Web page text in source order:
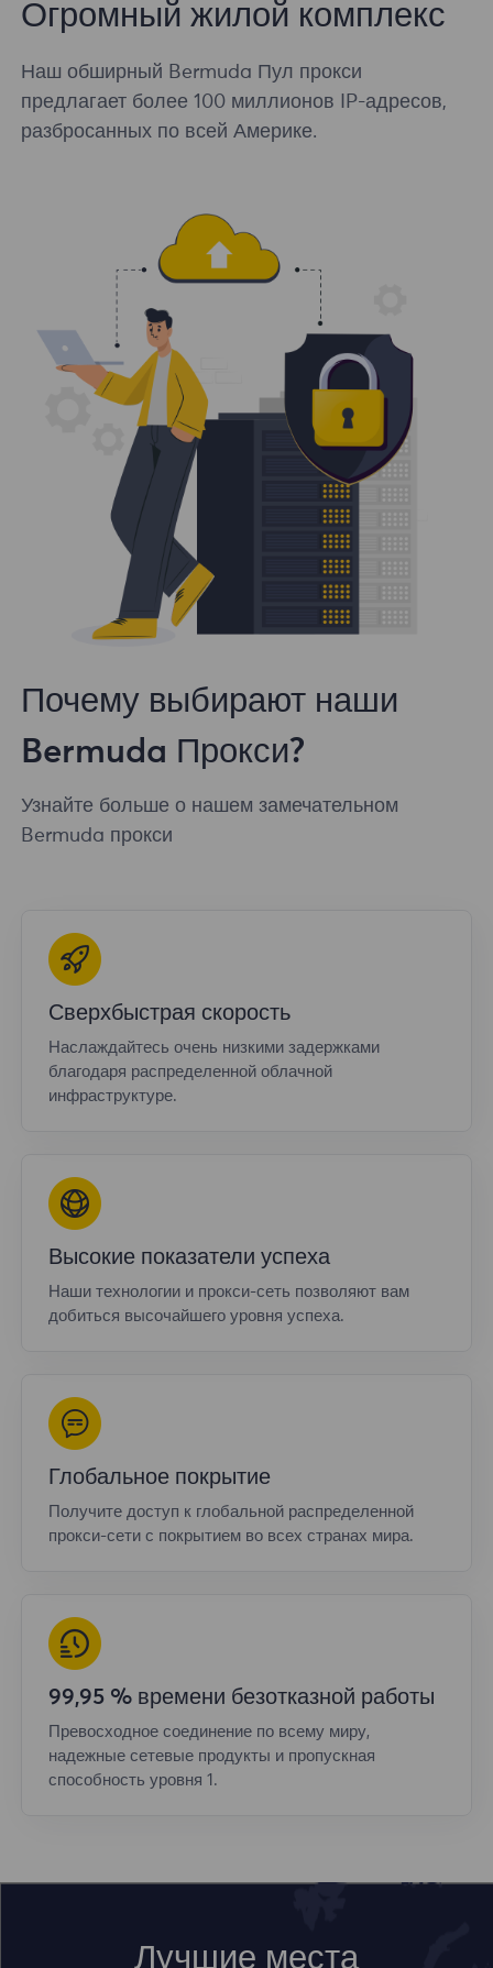
Огромный жилой комплекс
Наш обширный Bermuda Пул прокси
предлагает более 100 миллионов IP-адресов,
разбросанных по всей Америке.
Почему выбирают наши
Bermuda Прокси?
Узнайте больше о нашем замечательном
Bermuda прокси
Сверхбыстрая скорость
Наслаждайтесь очень низкими задержками
благодаря распределенной облачной
инфраструктуре.
Высокие показатели успеха
Наши технологии и прокси-сеть позволяют вам
добиться высочайшего уровня успеха.
Глобальное покрытие
Получите доступ к глобальной распределенной
прокси-сети с покрытием во всех странах мира.
99,95 % времени безотказной работы
Превосходное соединение по всему миру,
надежные сетевые продукты и пропускная
способность уровня 1.
Лучшие места